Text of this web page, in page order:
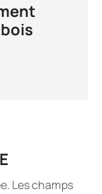
Les champs